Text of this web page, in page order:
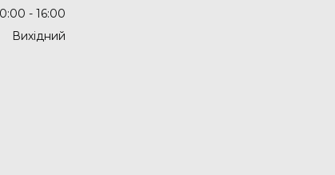
16:00
Вихідний